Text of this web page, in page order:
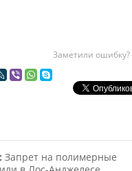
идет о
Light
Заметили
Запрет на полимерные